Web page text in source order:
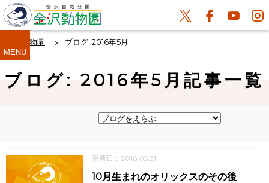
MENU
金沢動物園 ブログ: 2016年5月
ブログ: 2016年5月記事一覧
更新日：2016.05.31
10月生まれのオリックスのその後